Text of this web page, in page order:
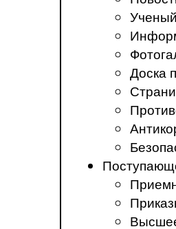
Доска